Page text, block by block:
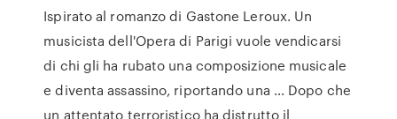
Ispirato al romanzo di Gastone Leroux. Un
musicista dell'Opera di Parigi vuole vendicarsi
di chi gli ha rubato una composizione musicale
e diventa assassino, riportando una … Dopo che
un attentato terroristico ha distrutto il